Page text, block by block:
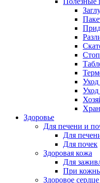
Здоровье
Для печени и
Для
Для почек
Здоровая кожа
Для
При
Здоровое